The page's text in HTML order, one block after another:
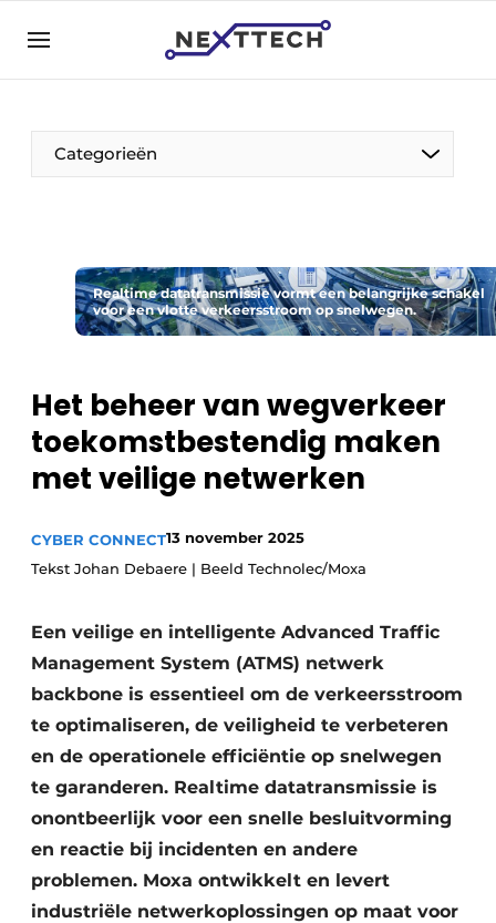
NL EN
Categorieën
Realtime datatransmissie vormt een belangrijke schakel
voor een vlotte verkeersstroom op snelwegen.
Het beheer van wegverkeer
toekomstbestendig maken
met veilige netwerken
CYBER CONNECT13 november 2025
Tekst Johan Debaere | Beeld Technolec/Moxa
Een veilige en intelligente Advanced Traffic
Management System (ATMS) netwerk
backbone is essentieel om de verkeersstroom
te optimaliseren, de veiligheid te verbeteren
en de operationele efficiëntie op snelwegen
te garanderen. Realtime datatransmissie is
onontbeerlijk voor een snelle besluitvorming
en reactie bij incidenten en andere
problemen. Moxa ontwikkelt en levert
industriële netwerkoplossingen op maat voor